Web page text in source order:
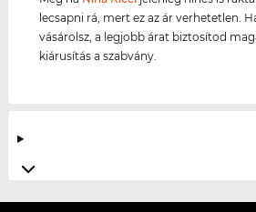
lecsapni rá, mert ez az ár verhetetlen.
vásárolsz, a legjobb árat biztosítod
kiárusítás a szabvány.